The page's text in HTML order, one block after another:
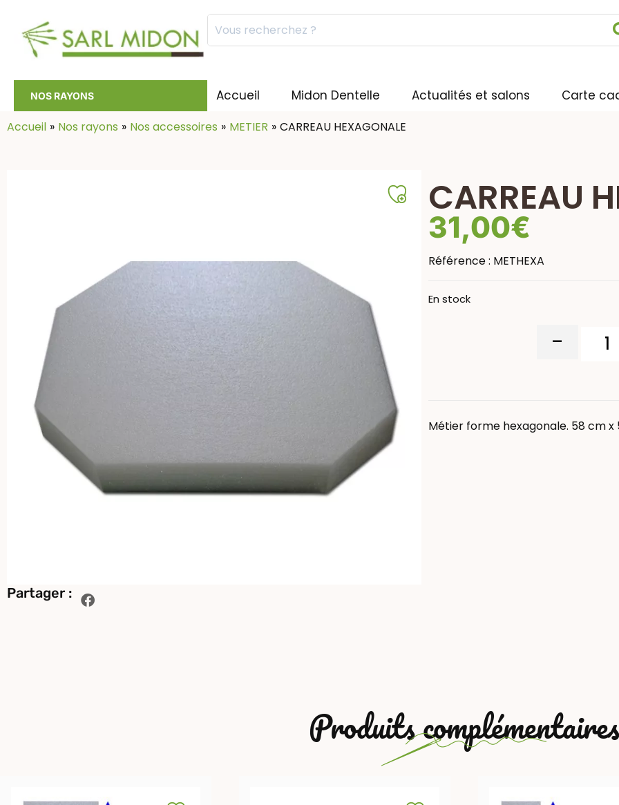
Mots
NOS RAYONS Accueil Midon Dentelle Actualités et salons Carte
Accueil Nos rayons Nos accessoires METIER CARREAU HEXAGONALE
Partager :
CARREAU
31,00€
Référence : METHEXA
En stock
-
Métier forme hexagonale. 58 cm
Produits complémentaires